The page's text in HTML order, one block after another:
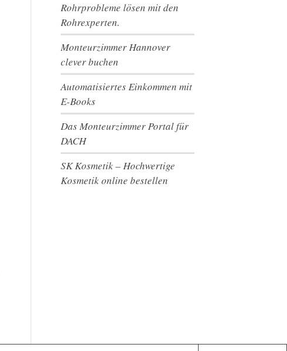
Rohrprobleme lösen mit den
Rohrexperten.
Monteurzimmer Hannover
clever buchen
Automatisiertes Einkommen mit
E-Books
Das Monteurzimmer Portal für
DACH
SK Kosmetik – Hochwertige
Kosmetik online bestellen